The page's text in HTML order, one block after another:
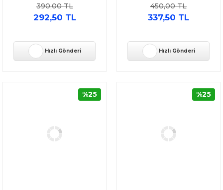
390,00 TL
292,50 TL
Hızlı Gönderi
450,00 TL
337,50 TL
Hızlı Gönderi
%25 %25